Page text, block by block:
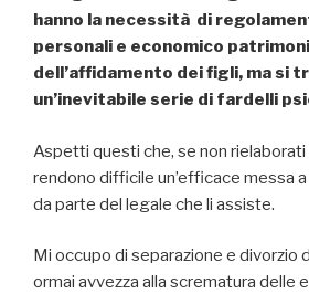
hanno la necessità di
personali e economico
dell’affidamento dei figli, ma si
un’inevitabile serie di fardelli
Aspetti questi che, se non
rendono difficile un’efficace messa
da parte del legale che li assiste.
Mi occupo di separazione e divorzio
ormai avvezza alla scrematura delle